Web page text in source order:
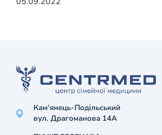
Кам’янець-Подільський
вул. Драгоманова 14А